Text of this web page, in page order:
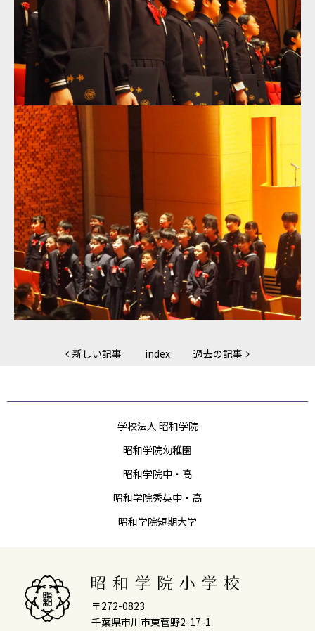
新しい記事 index 過去の記事
学校法人 昭和学院
昭和学院幼稚園
昭和学院中・高
昭和学院秀英中・高
昭和学院短期大学
〒272-0823
千葉県市川市東菅野2-17-1